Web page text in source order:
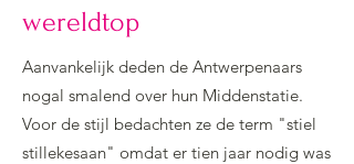
wereldtop
Aanvankelijk deden de Antwerpenaars
nogal smalend over hun Middenstatie.
Voor de stijl bedachten ze de term "stiel
stillekesaan" omdat er tien jaar nodig was